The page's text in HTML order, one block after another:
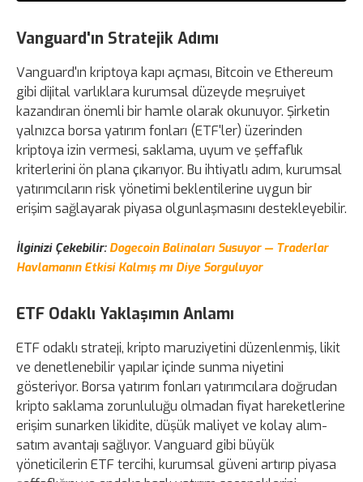
Vanguard'ın Stratejik Adımı
Vanguard'ın kriptoya kapı açması, Bitcoin ve Ethereum
gibi dijital varlıklara kurumsal düzeyde meşruiyet
kazandıran önemli bir hamle olarak okunuyor. Şirketin
yalnızca borsa yatırım fonları (ETF'ler) üzerinden
kriptoya izin vermesi, saklama, uyum ve şeffaflık
kriterlerini ön plana çıkarıyor. Bu ihtiyatlı adım, kurumsal
yatırımcıların risk yönetimi beklentilerine uygun bir
erişim sağlayarak piyasa olgunlaşmasını destekleyebilir.
İlginizi Çekebilir: Dogecoin Balinaları Susuyor — Traderlar
Havlamanın Etkisi Kalmış mı Diye Sorguluyor
ETF Odaklı Yaklaşımın Anlamı
ETF odaklı strateji, kripto maruziyetini düzenlenmiş, likit
ve denetlenebilir yapılar içinde sunma niyetini
gösteriyor. Borsa yatırım fonları yatırımcılara doğrudan
kripto saklama zorunluluğu olmadan fiyat hareketlerine
erişim sunarken likidite, düşük maliyet ve kolay alım-
satım avantajı sağlıyor. Vanguard gibi büyük
yöneticilerin ETF tercihi, kurumsal güveni artırıp piyasa